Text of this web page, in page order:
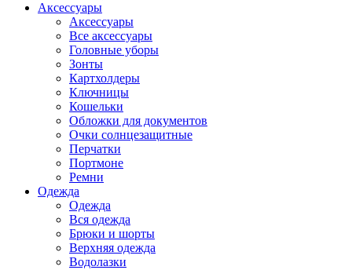
Аксессуары
Аксессуары
Все аксессуары
Головные уборы
Зонты
Картхолдеры
Ключницы
Кошельки
Обложки для документов
Очки солнцезащитные
Перчатки
Портмоне
Ремни
Одежда
Одежда
Вся одежда
Брюки и шорты
Верхняя одежда
Водолазки